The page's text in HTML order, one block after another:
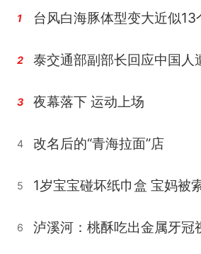
1
2
3 夜幕落下 运动上场
4 改名后的“青海拉面”店
5
6